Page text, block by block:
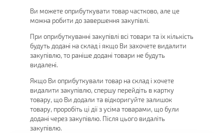
Ви можете оприбуткувати товар частково, але це
можна робити до завершення закупівлі.
При оприбуткуванні закупівлі всі товари та їх кількість
будуть додані на склад і якщо Ви захочете видалити
закупівлю, то раніше додані товари не будуть
видалені.
Якщо Ви оприбуткували товар на склад і хочете
видалити закупівлю, спершу перейдіть в картку
товару, що Ви додали та відкоригуйте залишок
товару, проробіть ці дії з усіма товарами, що були
додані через закупівлю. Після цього видаліть
закупівлю.